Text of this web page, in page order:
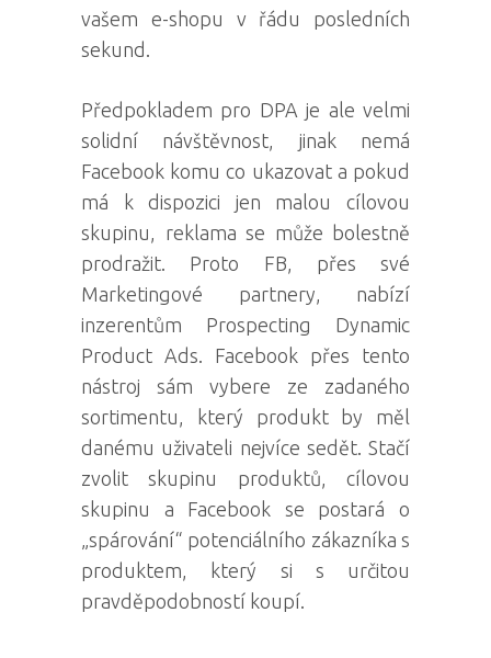
vašem e-shopu v řádu posledních
sekund.
Předpokladem pro DPA je ale velmi
solidní návštěvnost, jinak nemá
Facebook komu co ukazovat a pokud
má k dispozici jen malou cílovou
skupinu, reklama se může bolestně
prodražit. Proto FB, přes své
Marketingové partnery, nabízí
inzerentům Prospecting Dynamic
Product Ads. Facebook přes tento
nástroj sám vybere ze zadaného
sortimentu, který produkt by měl
danému uživateli nejvíce sedět. Stačí
zvolit skupinu produktů, cílovou
skupinu a Facebook se postará o
„spárování“ potenciálního zákazníka s
produktem, který si s určitou
pravděpodobností koupí.